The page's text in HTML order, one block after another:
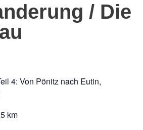
/ Die
4: Von Pönitz nach Eutin,
km